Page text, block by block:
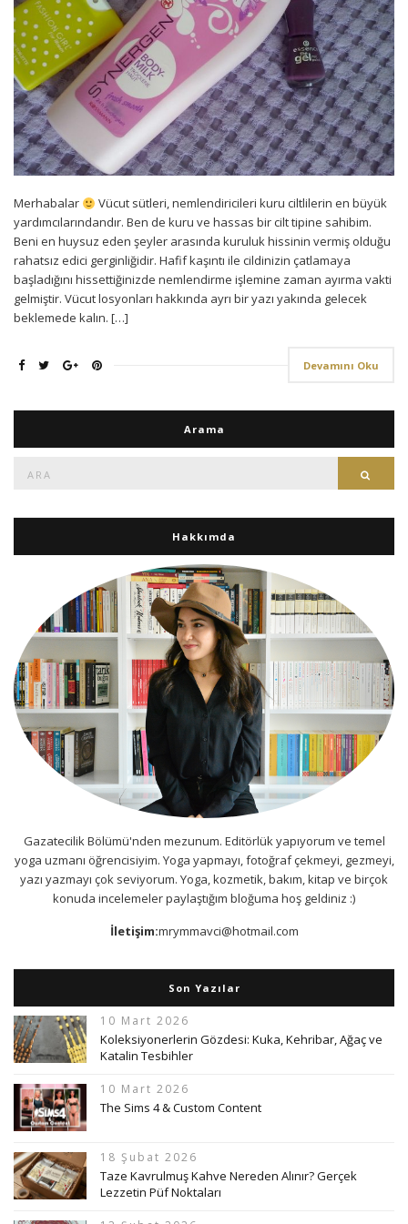
Merhabalar
Vücut sütleri, nemlendiricileri kuru ciltlilerin en büyük
yardımcılarındandır. Ben de kuru ve hassas bir cilt tipine sahibim.
Beni en huysuz eden şeyler arasında kuruluk hissinin vermiş olduğu
rahatsız edici gerginliğidir. Hafif kaşıntı ile cildinizin çatlamaya
başladığını hissettiğinizde nemlendirme işlemine zaman ayırma vakti
gelmiştir. Vücut losyonları hakkında ayrı bir yazı yakında gelecek
beklemede kalın. […]
Devamını Oku
Arama
Hakkımda
Gazatecilik Bölümü'nden mezunum. Editörlük yapıyorum ve temel
yoga uzmanı öğrencisiyim. Yoga yapmayı, fotoğraf çekmeyi, gezmeyi,
yazı yazmayı çok seviyorum. Yoga, kozmetik, bakım, kitap ve birçok
konuda incelemeler paylaştığım bloğuma hoş geldiniz :)
İletişim:mrymmavci@hotmail.com
Son Yazılar
10 Mart 2026
Koleksiyonerlerin Gözdesi: Kuka, Kehribar, Ağaç ve
Katalin Tesbihler
10 Mart 2026
The Sims 4 & Custom Content
18 Şubat 2026
Taze Kavrulmuş Kahve Nereden Alınır? Gerçek
Lezzetin Püf Noktaları